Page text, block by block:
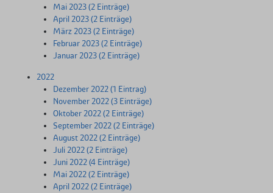
Mai 2023 (2 Einträge)
April 2023 (2 Einträge)
März 2023 (2 Einträge)
Februar 2023 (2 Einträge)
Januar 2023 (2 Einträge)
2022
Dezember 2022 (1 Eintrag)
November 2022 (3 Einträge)
Oktober 2022 (2 Einträge)
September 2022 (2 Einträge)
August 2022 (2 Einträge)
Juli 2022 (2 Einträge)
Juni 2022 (4 Einträge)
Mai 2022 (2 Einträge)
April 2022 (2 Einträge)